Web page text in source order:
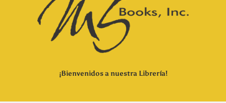
¡Bienvenidos a nuestra Librería!